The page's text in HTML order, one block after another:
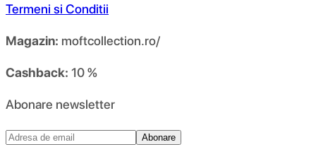
Termeni si Conditii
Magazin: moftcollection.ro/
Cashback: 10 %
Abonare newsletter
Abonare